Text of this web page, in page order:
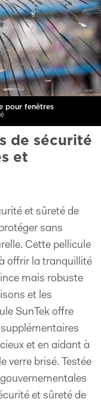
pour fenêtres
de sécurité
et
et sûreté de
sans
Cette pellicule
offrir la tranquillité
mais robuste
et les
SunTek offre
et en aidant à
verre brisé. Testée
et sûreté de